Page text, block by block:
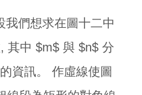
我們想求在圖十二中
其中 $m$ 與 $n$ 分
資訊。 作虛線使圖